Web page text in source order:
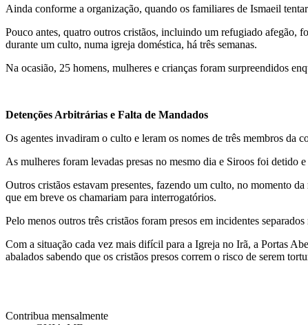
Ainda conforme a organização, quando os familiares de Ismaeil
Pouco antes, quatro outros cristãos, incluindo um refugiado afegão,
durante um culto, numa igreja doméstica, há três semanas.
Na ocasião, 25 homens, mulheres e crianças foram surpreendidos
Detenções Arbitrárias e Falta de Mandados
Os agentes invadiram o culto e leram os nomes de três membros da
As mulheres foram levadas presas no mesmo dia e Siroos foi detido
Outros cristãos estavam presentes, fazendo um culto, no momento
que em breve os chamariam para interrogatórios.
Pelo menos outros três cristãos foram presos em incidentes
Com a situação cada vez mais difícil para a Igreja no Irã, a Portas
abalados sabendo que os cristãos presos correm o risco de serem
Contribua mensalmente